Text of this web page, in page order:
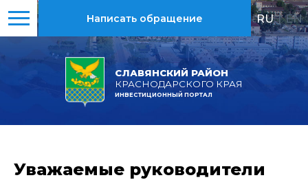
СЛАВЯНСКИЙ РАЙОН
КРАСНОДАРСКОГО КРАЯ
ИНВЕСТИЦИОННЫЙ ПОРТАЛ
Написать обращение RU | EN
Уважаемые руководители